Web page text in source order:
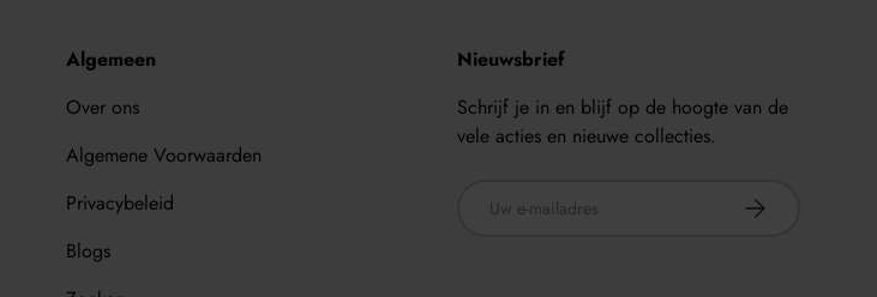
Algemeen
Over ons
Algemene Voorwaarden
Privacybeleid
Blogs
Nieuwsbrief
Schrijf je in en blijf op de hoogte van de
vele acties en nieuwe collecties.
ABONNEER